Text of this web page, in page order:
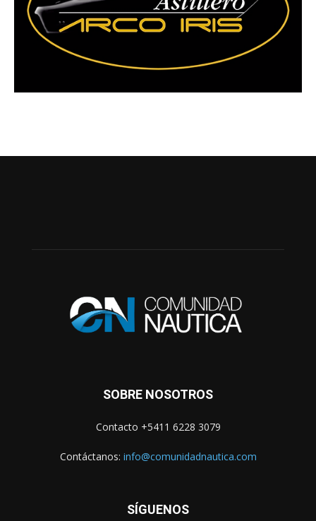
SOBRE NOSOTROS
Contacto +5411 6228 3079
Contáctanos: info@comunidadnautica.com
SÍGUENOS